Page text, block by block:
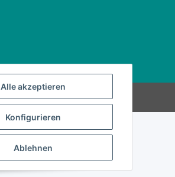
Alle akzeptieren
Konfigurieren
Ablehnen
Powered byJTL-Shop